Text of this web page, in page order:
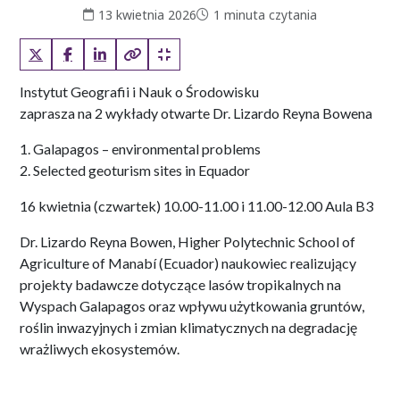
Data publikacji:
13 kwietnia 2026Czas czytania:
1 minuta czytania
X (Twitter)FacebookLinkedInKopiuj pełny link
Kopiuj krótki link
Instytut Geografii i Nauk o Środowisku
zaprasza na 2 wykłady otwarte Dr. Lizardo Reyna Bowena
1. Galapagos – environmental problems
2. Selected geoturism sites in Equador
16 kwietnia (czwartek) 10.00-11.00 i 11.00-12.00 Aula B3
Dr. Lizardo Reyna Bowen, Higher Polytechnic School of
Agriculture of Manabí (Ecuador) naukowiec realizujący
projekty badawcze dotyczące lasów tropikalnych na
Wyspach Galapagos oraz wpływu użytkowania gruntów,
roślin inwazyjnych i zmian klimatycznych na degradację
wrażliwych ekosystemów.